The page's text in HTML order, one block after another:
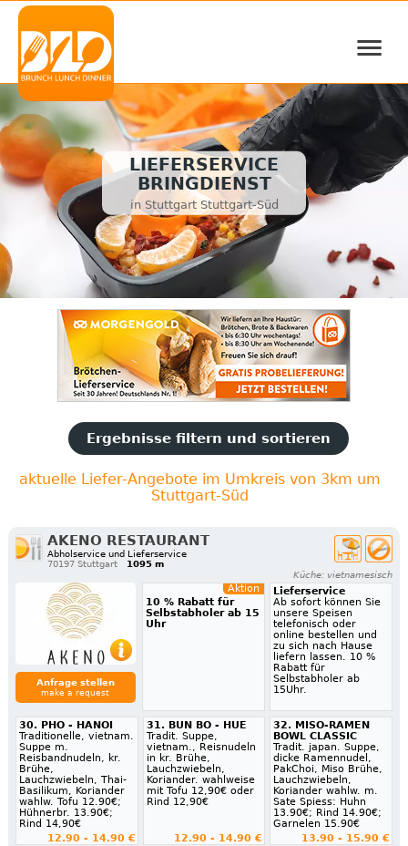
≡
LIEFERSERVICE
BRINGDIENST
in Stuttgart Stuttgart-Süd
Ergebnisse filtern und sortieren
aktuelle Liefer-Angebote im Umkreis von 3km um
Stuttgart-Süd
AKENO RESTAURANT
Abholservice und Lieferservice
70197 Stuttgart
1095 m
Küche: vietnamesisch
Anfrage stellen
make a request
Aktion
10 % Rabatt für
Selbstabholer ab 15
Uhr
Lieferservice
Ab sofort können Sie
unsere Speisen
telefonisch oder
online bestellen und
zu sich nach Hause
liefern lassen. 10 %
Rabatt für
Selbstabholer ab
15Uhr.
30. PHO - HANOI
Traditionelle, vietnam.
Suppe m.
Reisbandnudeln, kr.
Brühe,
Lauchzwiebeln, Thai-
Basilikum, Koriander
wahlw. Tofu 12.90€;
Hühnerbr. 13.90€;
Rind 14,90€
12.90 - 14.90 €
31. BUN BO - HUE
Tradit. Suppe,
vietnam., Reisnudeln
in kr. Brühe,
Lauchzwiebeln,
Koriander. wahlweise
mit Tofu 12,90€ oder
Rind 12,90€
12.90 - 14.90 €
32. MISO-RAMEN
BOWL CLASSIC
Tradit. japan. Suppe,
dicke Ramennudel,
PakChoi, Miso Brühe,
Lauchzwiebeln,
Koriander wahlw. m.
Sate Spiess: Huhn
13.90€; Rind 14.90€;
Garnelen 15.90€
13.90 - 15.90 €